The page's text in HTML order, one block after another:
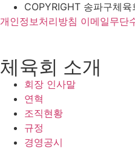
COPYRIGHT 송파구체
개인정보처리방침 이메일무단
체육회 소개
회장 인사말
연혁
조직현황
규정
경영공시